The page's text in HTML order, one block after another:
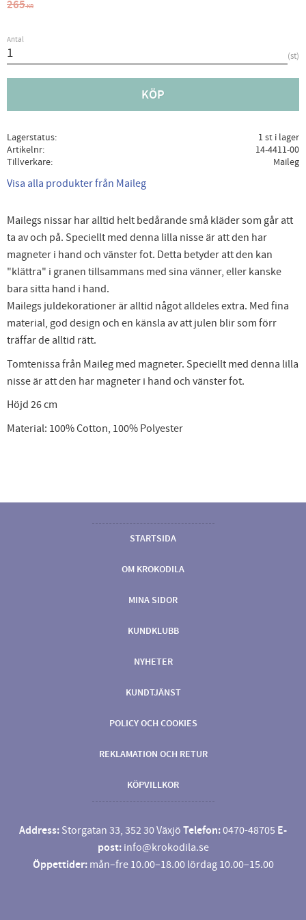
Ordinarie pris:
265KR
Antal
st
KÖP
Lagerstatus
1 st i lager
Artikelnr
14-4411-00
Tillverkare
Maileg
Visa alla produkter från Maileg
Mailegs nissar har alltid helt bedårande små kläder som går att
ta av och på. Speciellt med denna lilla nisse är att den har
magneter i hand och vänster fot. Detta betyder att den kan
"klättra" i granen tillsammans med sina vänner, eller kanske
bara sitta hand i hand.
Mailegs juldekorationer är alltid något alldeles extra. Med fina
material, god design och en känsla av att julen blir som förr
träffar de alltid rätt.
Tomtenissa från Maileg med magneter. Speciellt med denna lilla
nisse är att den har magneter i hand och vänster fot.
Höjd 26 cm
Material: 100% Cotton, 100% Polyester
STARTSIDA
OM KROKODILA
MINA SIDOR
KUNDKLUBB
NYHETER
KUNDTJÄNST
POLICY OCH COOKIES
REKLAMATION OCH RETUR
KÖPVILLKOR
Address: Storgatan 33, 352 30 Växjö Telefon:0470-48705 E-
post: info@krokodila.se
Öppettider:mån–fre 10.00–18.00 lördag 10.00–15.00